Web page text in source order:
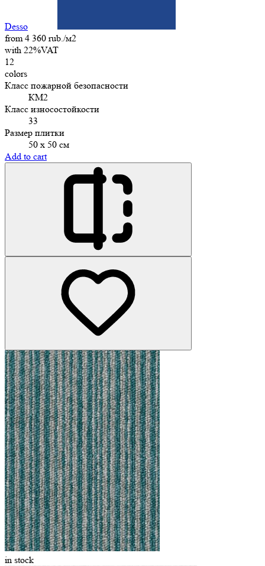
Desso
from 4 360 rub./м2
with 22%VAT
12
colors
Класс пожарной безопасности
КМ2
Класс износостойкости
33
Размер плитки
50 х 50 см
Add to cart
in stock